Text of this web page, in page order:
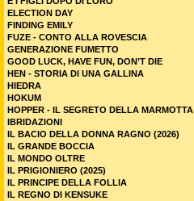
ELECTION DAY
FINDING EMILY
FUZE - CONTO ALLA ROVESCIA
GENERAZIONE FUMETTO
GOOD LUCK, HAVE FUN, DON’T DIE
HEN - STORIA DI UNA GALLINA
HIEDRA
HOKUM
HOPPER - IL SEGRETO DELLA MARMOTTA
IBRIDAZIONI
IL BACIO DELLA DONNA RAGNO (2026)
IL GRANDE BOCCIA
IL MONDO OLTRE
IL PRIGIONIERO (2025)
IL PRINCIPE DELLA FOLLIA
IL REGNO DI KENSUKE